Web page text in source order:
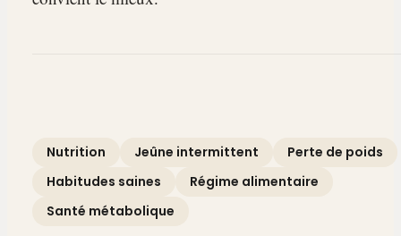
Nutrition Jeûne intermittent
Perte de poids
Habitudes saines
Régime alimentaire
Santé métabolique